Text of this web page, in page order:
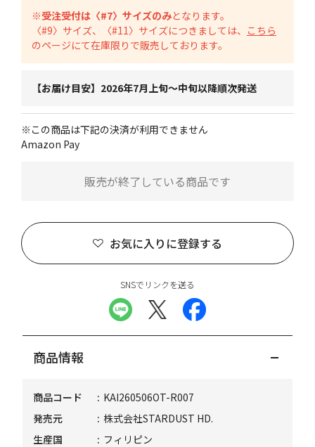
※受注受付は〈#7〉サイズのみとなります。
〈#9〉サイズ、〈#11〉サイズにつきましては、 こちら
のページにて在庫限りで販売しております。
【お届け目安】2026年7月上旬～中旬以降順次発送
※この商品は下記の決済が利用できません
Amazon Pay
お気に入りに登録する
販売が終了している商品です
SNSでリンクを送る
商品情報
商品コード
KAI260506OT-R007
発売元
株式会社STARDUST HD.
生産国
フィリピン